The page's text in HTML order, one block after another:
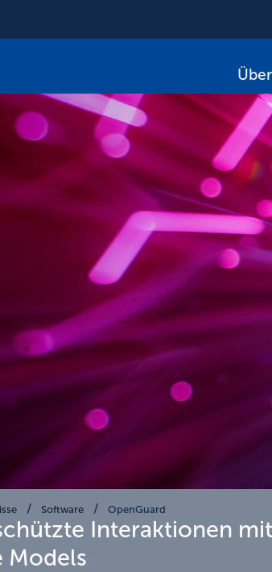
Interaktionen mit
Models
Software OpenGuard